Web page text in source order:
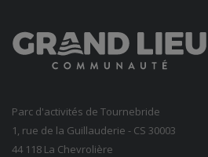
Parc d'activités de Tournebride
1, rue de la Guillauderie - CS 30003
44 118 La Chevrolière